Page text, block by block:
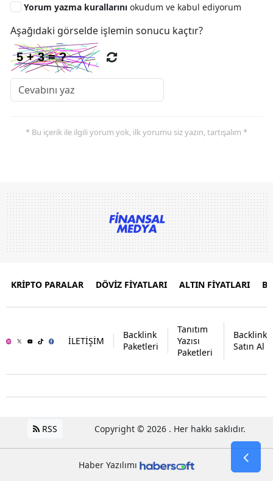
Yorum yazma kurallarını okudum ve kabul ediyorum
Aşağıdaki görselde işlemin sonucu kaçtır?
* Bu içerik ile ilgili yorum yok, ilk yorumu siz yazın, tartışalım *
KRİPTO PARALAR DÖVİZ FİYATLARI ALTIN FİYATLARI
İLETİŞİM
Backlink
Paketleri
Tanıtım
Yazısı
Paketleri
Backlink
Satın Al
RSS Copyright © 2026 . Her hakkı saklıdır.
Haber Yazılımı